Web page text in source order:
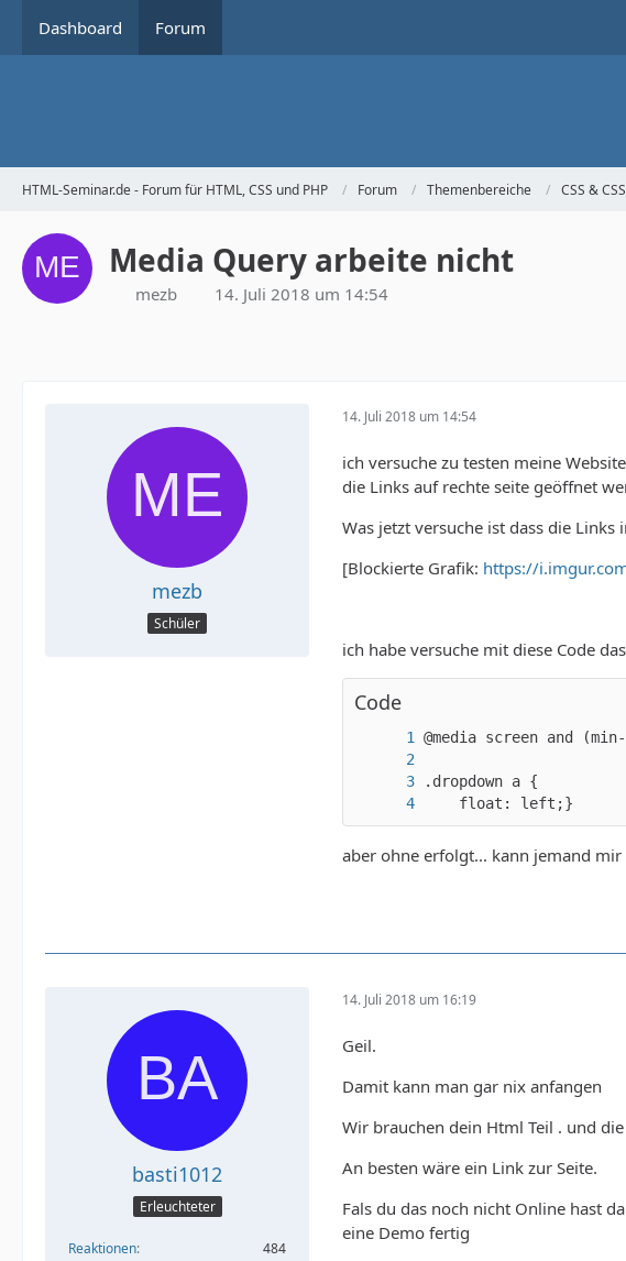
Dashboard Forum
HTML-Seminar.de - Forum für HTML, CSS und PHP Forum Themenbereiche CSS &
Media Query arbeite nicht
mezb 14. Juli 2018 um 14:54
mezb
Schüler
14. Juli 2018 um 14:54
ich versuche zu testen meine
die Links auf rechte seite geöffnet
Was jetzt versuche ist dass die
[Blockierte Grafik: https://
ich habe versuche mit diese Code
Code
    float: left;}
aber ohne erfolgt... kann jemand mir
basti1012
Erleuchteter
Reaktionen 484
14. Juli 2018 um 16:19
Geil.
Damit kann man gar nix anfangen
Wir brauchen dein Html Teil . und
An besten wäre ein Link zur Seite.
Fals du das noch nicht Online hast
eine Demo fertig